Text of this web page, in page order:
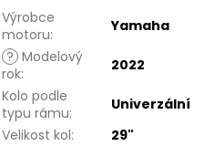
Výrobce
motoru:
Yamaha
? Modelový
rok:
2022
Kolo podle
typu rámu:
Univerzální
Velikost kol:
29"